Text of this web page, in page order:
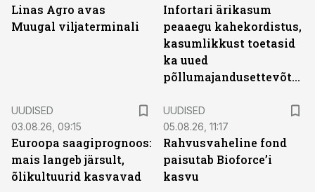
Linas Agro avas
Muugal viljaterminali
Infortari ärikasum
peaaegu kahekordistus,
kasumlikkust toetasid
ka uued
põllumajandusettevõtted
UUDISED
03.08.26, 09:15
Euroopa saagiprognoos:
mais langeb järsult,
õlikultuurid kasvavad
UUDISED
05.08.26, 11:17
Rahvusvaheline fond
paisutab Bioforce’i
kasvu